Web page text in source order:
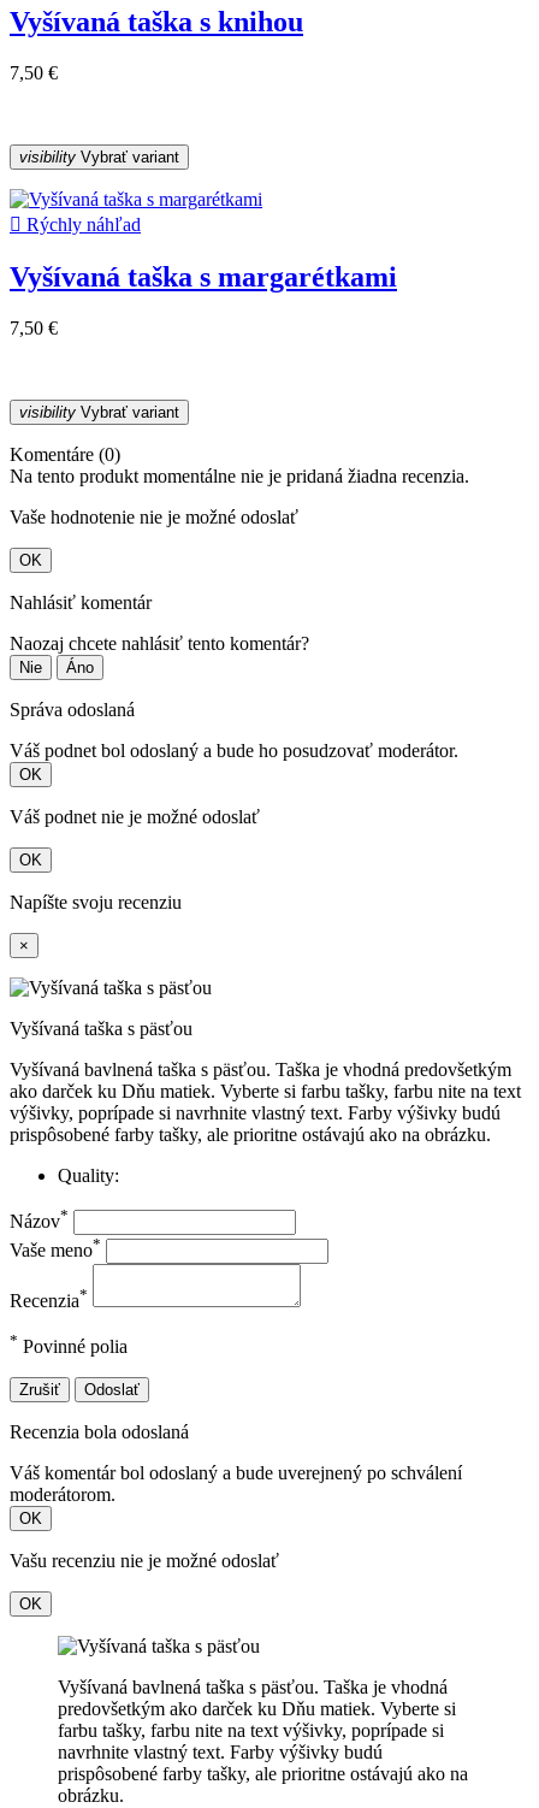
Vyšívaná taška s knihou
7,50 €
visibility Vybrať variant
 Rýchly náhľad
Vyšívaná taška s margarétkami
7,50 €
visibility Vybrať variant
Komentáre (0)
Na tento produkt momentálne nie je pridaná žiadna recenzia.
Vaše hodnotenie nie je možné odoslať
OK
Nahlásiť komentár
Naozaj chcete nahlásiť tento komentár?
Nie Áno
Správa odoslaná
Váš podnet bol odoslaný a bude ho posudzovať moderátor.
OK
Váš podnet nie je možné odoslať
OK
Napíšte svoju recenziu
×
Vyšívaná taška s päsťou
Vyšívaná bavlnená taška s päsťou. Taška je vhodná predovšetkým
ako darček ku Dňu matiek. Vyberte si farbu tašky, farbu nite na text
výšivky, poprípade si navrhnite vlastný text. Farby výšivky budú
prispôsobené farby tašky, ale prioritne ostávajú ako na obrázku.
Quality:
Názov*
Vaše meno*
Recenzia*
* Povinné polia
Zrušiť Odoslať
Recenzia bola odoslaná
Váš komentár bol odoslaný a bude uverejnený po schválení
moderátorom.
OK
Vašu recenziu nie je možné odoslať
OK
Vyšívaná bavlnená taška s päsťou. Taška je vhodná
predovšetkým ako darček ku Dňu matiek. Vyberte si
farbu tašky, farbu nite na text výšivky, poprípade si
navrhnite vlastný text. Farby výšivky budú
prispôsobené farby tašky, ale prioritne ostávajú ako na
obrázku.